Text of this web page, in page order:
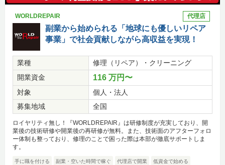
WORLDREPAIR 代理店
副業から始められる「地球にも優しいリペア
事業」で社会貢献しながら高収益を実現！
業種
修理（リペア）・クリーニング
開業資金
116 万円〜
対象
個人・法人
募集地域
全国
ロイヤリティ無し！『WORLDREPAIR』は研修制度が充実しており、開
業後の技術研修や開業後の再研修が無料。また、技術面のアフターフォロ
ー体制も整っており、修理のことで困った際は本部が徹底サポートしま
す。
手に職を付ける 副業・空いた時間で稼ぐ 代理店で開業 低資金で始める